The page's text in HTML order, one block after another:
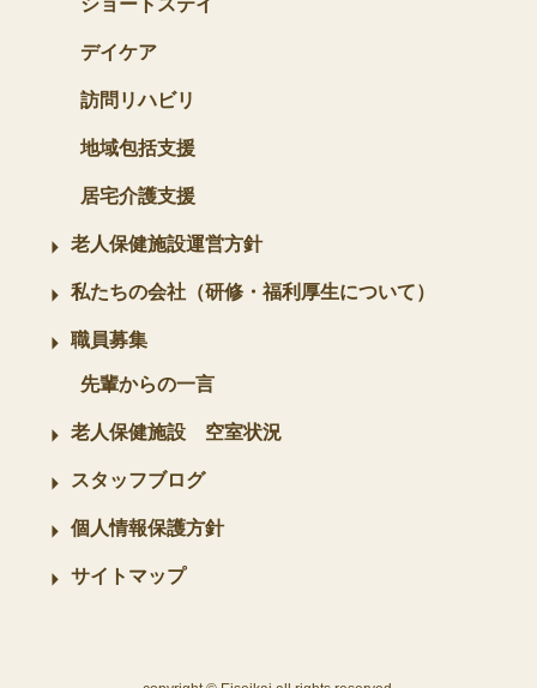
ショートステイ
デイケア
訪問リハビリ
地域包括支援
居宅介護支援
老人保健施設運営方針
私たちの会社（研修・福利厚生について）
職員募集
先輩からの一言
老人保健施設 空室状況
スタッフブログ
個人情報保護方針
サイトマップ